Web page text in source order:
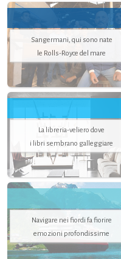
Sangermani, qui sono nate
le Rolls-Royce del mare
La libreria-veliero dove
i libri sembrano galleggiare
Navigare nei fiordi fa fiorire
emozioni profondissime